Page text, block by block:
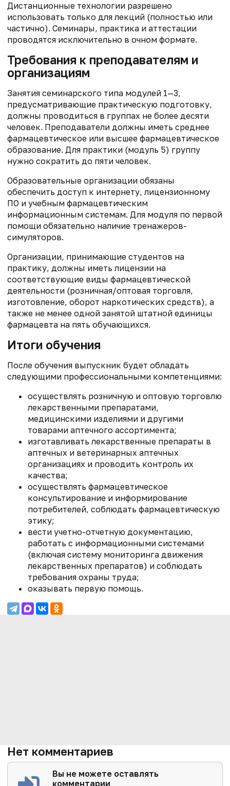
Дистанционные технологии разрешено
использовать только для лекций (полностью или
частично). Семинары, практика и аттестации
проводятся исключительно в очном формате.
Требования к преподавателям и
организациям
Занятия семинарского типа модулей 1—3,
предусматривающие практическую подготовку,
должны проводиться в группах не более десяти
человек. Преподаватели должны иметь среднее
фармацевтическое или высшее фармацевтическое
образование. Для практики (модуль 5) группу
нужно сократить до пяти человек.
Образовательные организации обязаны
обеспечить доступ к интернету, лицензионному
ПО и учебным фармацевтическим
информационным системам. Для модуля по первой
помощи обязательно наличие тренажеров-
симуляторов.
Организации, принимающие студентов на
практику, должны иметь лицензии на
соответствующие виды фармацевтической
деятельности (розничная/оптовая торговля,
изготовление, оборот наркотических средств), а
также не менее одной занятой штатной единицы
фармацевта на пять обучающихся.
Итоги обучения
После обучения выпускник будет обладать
следующими профессиональными компетенциями:
осуществлять розничную и оптовую торговлю
лекарственными препаратами,
медицинскими изделиями и другими
товарами аптечного ассортимента;
изготавливать лекарственные препараты в
аптечных и ветеринарных аптечных
организациях и проводить контроль их
качества;
осуществлять фармацевтическое
консультирование и информирование
потребителей, соблюдать фармацевтическую
этику;
вести учетно-отчетную документацию,
работать с информационными системами
(включая систему мониторинга движения
лекарственных препаратов) и соблюдать
требования охраны труда;
оказывать первую помощь.
Нет комментариев
Вы не можете оставлять
комментарии